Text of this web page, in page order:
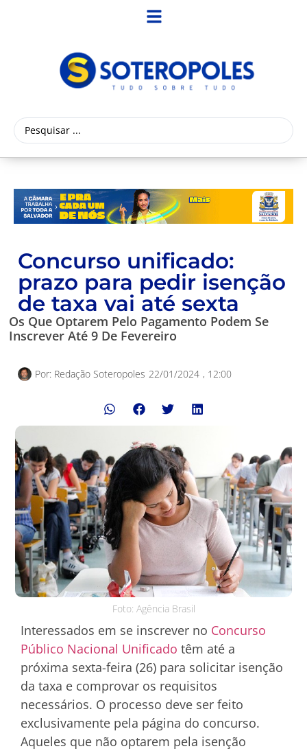
Concurso unificado:
prazo para pedir isenção
de taxa vai até sexta
Os Que Optarem Pelo Pagamento Podem Se
Inscrever Até 9 De Fevereiro
Por: Redação Soteropoles 22/01/2024 , 12:00
Foto: Agência Brasil
Interessados em se inscrever no Concurso
Público Nacional Unificado têm até a
próxima sexta-feira (26) para solicitar isenção
da taxa e comprovar os requisitos
necessários. O processo deve ser feito
exclusivamente pela página do concurso.
Aqueles que não optarem pela isenção